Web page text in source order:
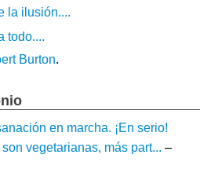
la ilusión....
todo....
Burton.
en marcha. ¡En serio!
vegetarianas, más part... –